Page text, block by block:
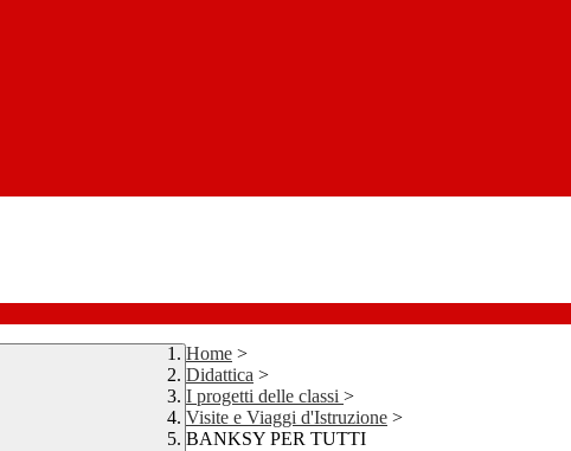
Home >
Didattica >
I progetti delle classi >
Visite e Viaggi d'Istruzione >
BANKSY PER TUTTI